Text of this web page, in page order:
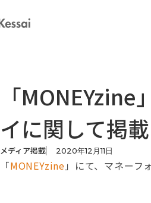
「
イに関して掲
メディア掲載 2020年12 月11日
「MONEYzine 」にて、マネーフ